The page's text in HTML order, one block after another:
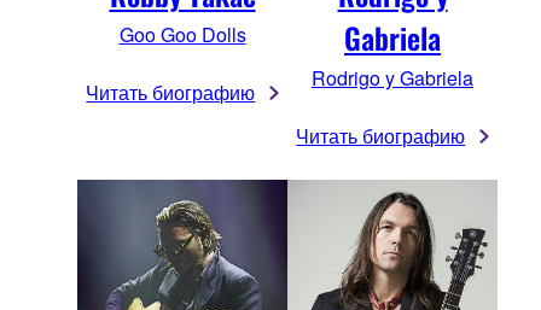
Goo Goo Dolls
Читать биографию
Gabriela
Rodrigo y Gabriela
Читать биографию